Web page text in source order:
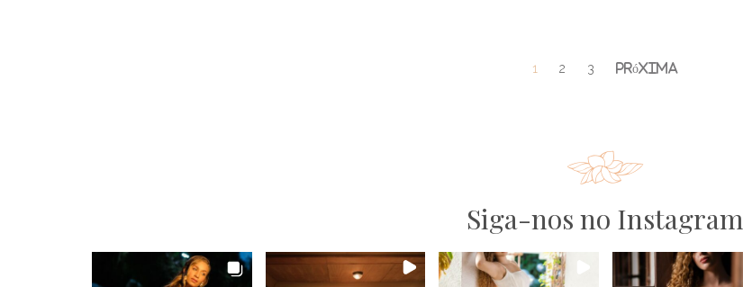
1 2 3
Siga-nos no Instagram